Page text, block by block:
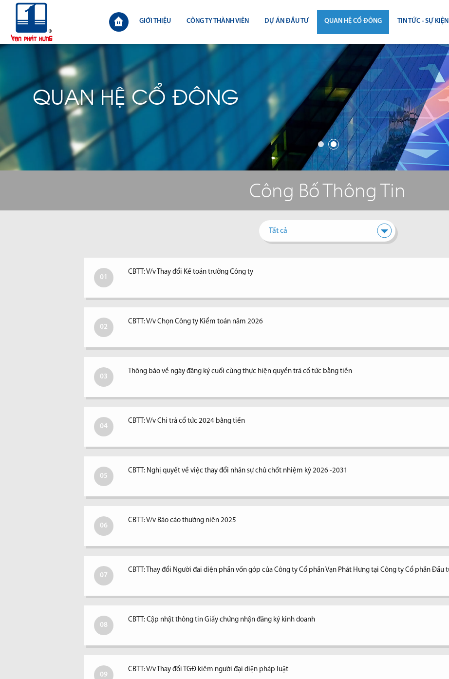
GIỚI THIỆU CÔNG TY THÀNH VIÊN DỰ ÁN ĐẦU TƯ QUAN HỆ CỔ ĐÔNG
CÔNG BỐ THÔNG TIN
ĐẠI HỘI ĐỒNG CỔ ĐÔNG
BÁO CÁO THƯỜNG NIÊN
BÁO CÁO TÀI CHÍNH
BÁO CÁO QUẢN TRỊ CÔNG TY
TIN TỨC - SỰ KIỆN
TIN THỊ
TIN DỰ ÁN
TIN CÔNG TY
QUAN HỆ CỔ ĐÔNG
Công Bố Thông Tin
Tất cả
01
CBTT: V/v Thay đổi Kế toán trưởng Công ty
02
CBTT: V/v Chọn Công ty Kiểm toán năm 2026
03
Thông báo về ngày đăng ký cuối cùng thực hiện quyền trả cổ tức bằng tiền
04
CBTT: V/v Chi trả cổ tức 2024 bằng tiền
05
CBTT: Nghị quyết về việc thay đổi nhân sự chủ chốt nhiệm kỳ 2026 -2031
06
CBTT: V/v Báo cáo thường niên 2025
07
CBTT: Thay đổi Người đai diện phần vốn góp của Công ty Cổ phần Vạn Phát Hưng tại Công ty Cổ phần Đầu
08
CBTT: Cập nhật thông tin Giấy chứng nhận đăng ký kinh doanh
09
CBTT: V/v Thay đổi TGĐ kiêm người đại diện pháp luật